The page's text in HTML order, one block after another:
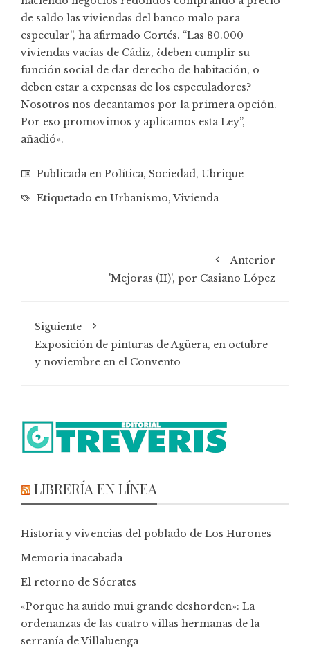
de saldo las viviendas del banco malo para
especular”, ha afirmado Cortés. “Las 80.000
viviendas vacías de Cádiz, ¿deben cumplir su
función social de dar derecho de habitación, o
deben estar a expensas de los especuladores?
Nosotros nos decantamos por la primera opción.
Por eso promovimos y aplicamos esta Ley”,
añadió».
Publicada en Política, Sociedad , Ubrique
Etiquetado en Urbanismo,Vivienda
Anterior
'Mejoras (II)', por Casiano López
Siguiente
Exposición de pinturas de Agüera, en octubre
y noviembre en el Convento
LIBRERÍA EN LÍNEA
Historia y vivencias del poblado de Los Hurones
Memoria inacabada
El retorno de Sócrates
«Porque ha auido mui grande deshorden»: La
ordenanzas de las cuatro villas hermanas de la
serranía de Villaluenga